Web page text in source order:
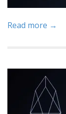
Read more →